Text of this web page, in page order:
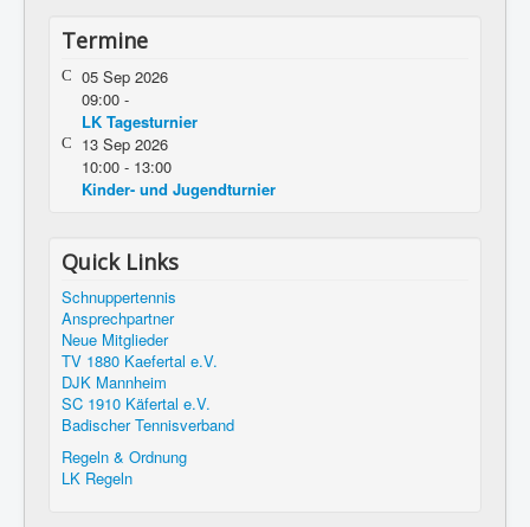
Termine
05 Sep 2026
09:00 -
LK Tagesturnier
13 Sep 2026
10:00 - 13:00
Kinder- und Jugendturnier
Quick Links
Schnuppertennis
Ansprechpartner
Neue Mitglieder
TV 1880 Kaefertal e.V.
DJK Mannheim
SC 1910 Käfertal e.V.
Badischer Tennisverband
Regeln & Ordnung
LK Regeln